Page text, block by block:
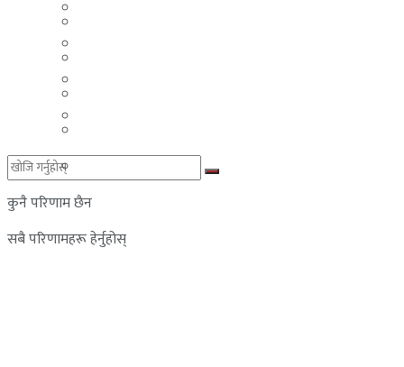
कुनै परिणाम छैन
सबै परिणामहरू हेर्नुहोस्